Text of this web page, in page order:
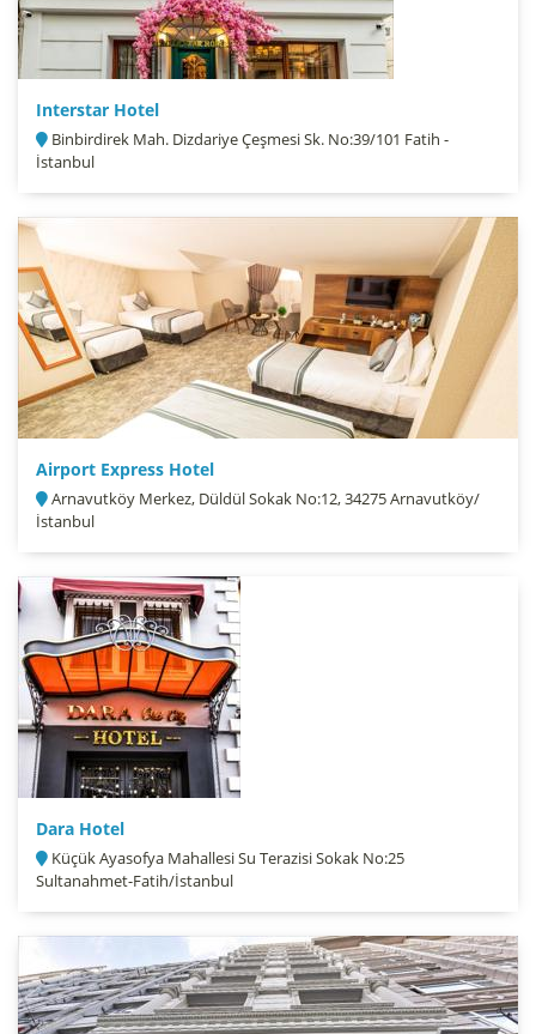
Interstar Hotel
Binbirdirek Mah. Dizdariye Çeşmesi Sk. No:39/101 Fatih -
İstanbul
Airport Express Hotel
Arnavutköy Merkez, Düldül Sokak No:12, 34275 Arnavutköy/
İstanbul
Dara Hotel
Küçük Ayasofya Mahallesi Su Terazisi Sokak No:25
Sultanahmet-Fatih/İstanbul